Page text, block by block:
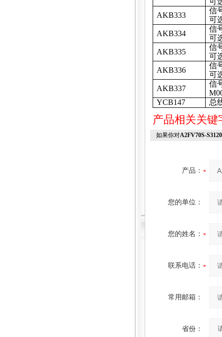
AKB333
信
可
AKB334
信
可
AKB335
信
可
AKB336
信
可
AKB337
信
YCB147
总
产品相关关
如果你对A2FV70S-
产品：
您的单位：
您的姓名：
联系电话：
常用邮箱：
省份：